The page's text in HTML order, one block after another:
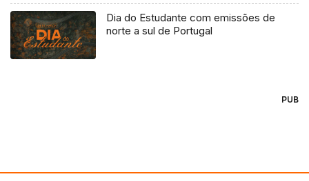
Dia do Estudante com emissões de
norte a sul de Portugal
PUB